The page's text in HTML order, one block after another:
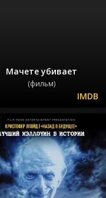
Мачете убивает
(фильм)